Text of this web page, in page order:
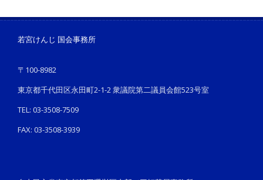
若宮けんじ 国会事務所
〒100-8982
東京都千代田区永田町2-1-2 衆議院第二議員会館523号室
TEL: 03-3508-7509
FAX: 03-3508-3939